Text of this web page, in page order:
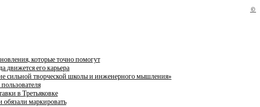
©
которые точно помогут
его карьера
сильной творческой школы и инженерного мышления»
в Третьяковке
маркировать